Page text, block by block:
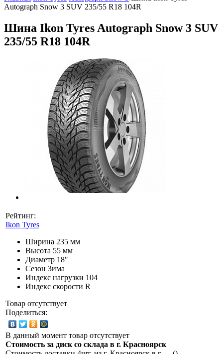
Autograph Snow 3 SUV 235/55 R18 104R
Шина Ikon Tyres Autograph Snow 3 SUV
235/55 R18 104R
Рейтинг:
Ikon Tyres
Ширина 235 мм
Высота 55 мм
Диаметр 18″
Сезон Зима
Индекс нагрузки 104
Индекс скорости R
Товар отсутствует
Поделиться:
В данный момент товар отсутствует
Стоимость за диск со склада в г. Красноярск